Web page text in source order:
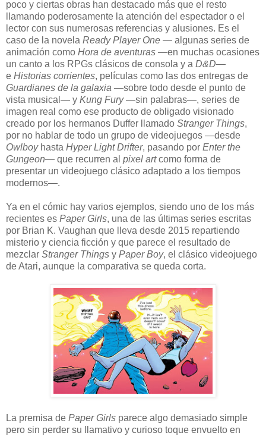
poco y ciertas obras han destacado más que el resto
llamando poderosamente la atención del espectador o el
lector con sus numerosas referencias y alusiones. Es el
caso de la novela Ready Player One — algunas series de
animación como Hora de aventuras —en muchas ocasiones
un canto a los RPGs clásicos de consola y a D&D—
e Historias corrientes, películas como las dos entregas de
Guardianes de la galaxia —sobre todo desde el punto de
vista musical— y Kung Fury—sin palabras—, series de
imagen real como ese producto de obligado visionado
creado por los hermanos Duffer llamado Stranger Things,
por no hablar de todo un grupo de videojuegos —desde
Owlboy hasta Hyper Light Drifter, pasando por Enter the
Gungeon— que recurren al pixel artcomo forma de
presentar un videojuego clásico adaptado a los tiempos
modernos—.
Ya en el cómic hay varios ejemplos, siendo uno de los más
recientes es Paper Girls, una de las últimas series escritas
por Brian K. Vaughan que lleva desde 2015 repartiendo
misterio y ciencia ficción y que parece el resultado de
mezclar Stranger Things y Paper Boy, el clásico videojuego
de Atari, aunque la comparativa se queda corta.
La premisa de Paper Girls parece algo demasiado simple
pero sin perder su llamativo y curioso toque envuelto en